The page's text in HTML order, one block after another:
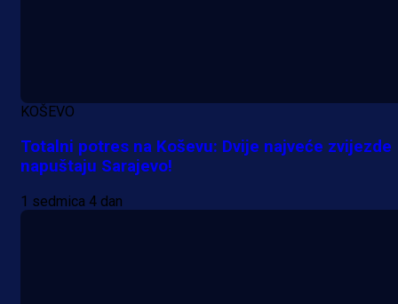
KOŠEVO
Totalni potres na Koševu: Dvije najveće zvijezde
napuštaju Sarajevo!
1 sedmica 4 dan